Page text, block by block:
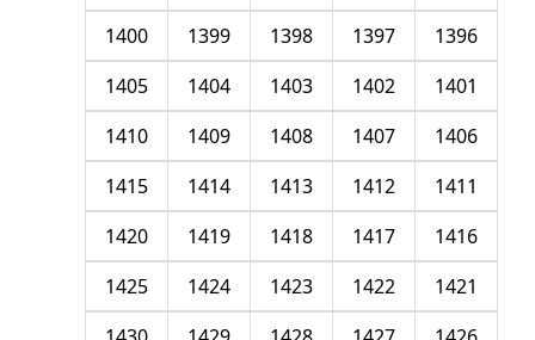
1396
1397
1398
1399
1400
1401
1402
1403
1404
1405
1406
1407
1408
1409
1410
1411
1412
1413
1414
1415
1416
1417
1418
1419
1420
1421
1422
1423
1424
1425